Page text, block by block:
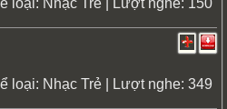
Nhạc Trẻ
loại: Nhạc Trẻ | Lượt nghe: 349